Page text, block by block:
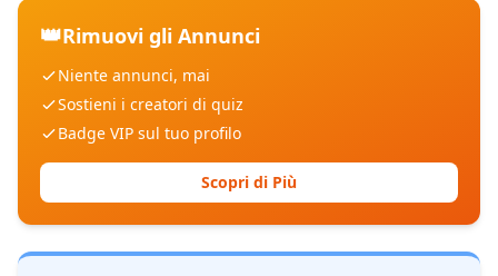
👑Rimuovi gli Annunci
Niente annunci, mai
Sostieni i creatori di quiz
Badge VIP sul tuo profilo
Scopri di Più